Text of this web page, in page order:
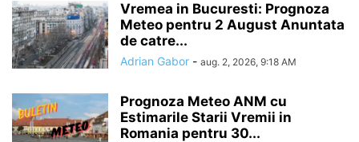
Vremea in Bucuresti: Prognoza
Meteo pentru 2 August Anuntata
de catre...
Adrian Gabor - aug. 2, 2026, 9:18 AM
Prognoza Meteo ANM cu
Estimarile Starii Vremii in
Romania pentru 30...